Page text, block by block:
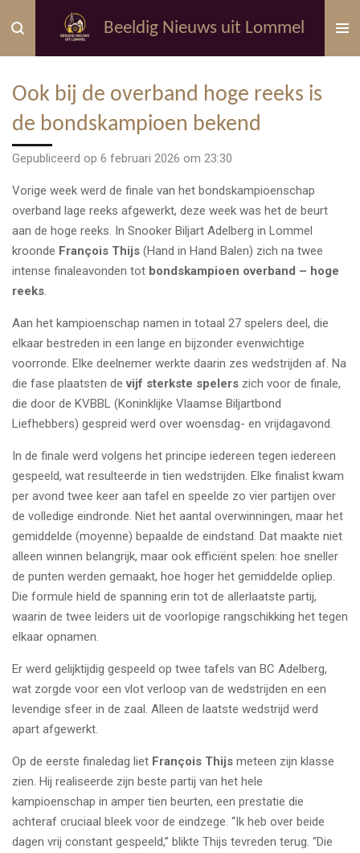
direct
naar
hoofdinhoud
Beeldig Nieuws uit Lommel
Ook bij de overband hoge reeks is
de bondskampioen bekend
Gepubliceerd op 6 februari 2026 om 23:30
Vorige week werd de finale van het bondskampioenschap
overband lage reeks afgewerkt, deze week was het de beurt
aan de hoge reeks. In Snooker Biljart Adelberg in Lommel
kroonde François Thijs (Hand in Hand Balen) zich na twee
intense finaleavonden tot bonds­kampioen overband – hoge
reeks.
Aan het kampioenschap namen in totaal 27 spelers deel, die
elkaar bestreden in een lange en bijzonder evenwichtige
voorronde. Elke deelnemer werkte daarin zes wedstrijden af. Na
die fase plaatsten devijf sterkste spelers zich voor de finale,
die door de KVBBL (Koninklijke Vlaamse Biljartbond
Liefhebbers) gespreid werd over woensdag- en vrijdagavond.
In de finale werd volgens het principe iedereen tegen iedereen
gespeeld, wat resulteerde in tien wedstrijden. Elke finalist kwam
per avond twee keer aan tafel en speelde zo vier partijen over
de volledige eindronde. Niet het aantal overwinningen, maar het
gemiddelde (moyenne) bepaalde de eindstand. Dat maakte niet
alleen winnen belangrijk, maar ook efficiënt spelen: hoe sneller
de punten werden gemaakt, hoe hoger het gemiddelde opliep.
Die formule hield de spanning erin tot de allerlaatste partij,
waarin de twee leiders uit de voorlopige rangschikking het tegen
elkaar opnamen.
Er werd gelijktijdig gespeeld op twee tafels van BC Adelberg,
wat zorgde voor een vlot verloop van de wedstrijden en een
levendige sfeer in de zaal. Alleen de laatste wedstrijd werd
apart afgewerkt.
Op de eerste finaledag liet François Thijs meteen zijn klasse
zien. Hij realiseerde zijn beste partij van het hele
kampioenschap in amper tien beurten, een prestatie die
achteraf cruciaal bleek voor de eindzege. “Ik heb over beide
dagen vrij constant gespeeld,” blikte Thijs tevreden terug. “Die